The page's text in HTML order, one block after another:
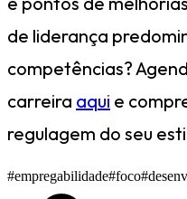
de liderança
competências?
carreira aqui e
regulagem do seu
#empregabilidade#foco